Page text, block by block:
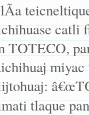
catli
TOTECO,
tlaque